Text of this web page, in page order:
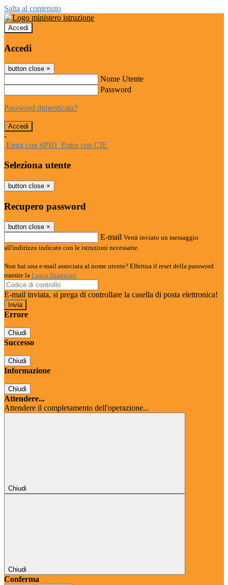
Salta al contenuto
Accedi
Accedi
button close ×
Nome Utente
Password
Password dimenticata?
-
Entra con SPID Entra con CIE
Seleziona utente
button close ×
Recupero password
button close ×
E-mail Verrà inviato un messaggio
all'indirizzo indicato con le istruzioni necessarie.
Non hai una e-mail associata al nome utente? Effettua il reset della password
tramite la Login Spaggiari
E-mail inviata, si prega di controllare la casella di posta elettronica!
Errore
Chiudi
Successo
Chiudi
Informazione
Chiudi
Attendere...
Attendere il completamento dell'operazione...
Chiudi
Chiudi
Conferma